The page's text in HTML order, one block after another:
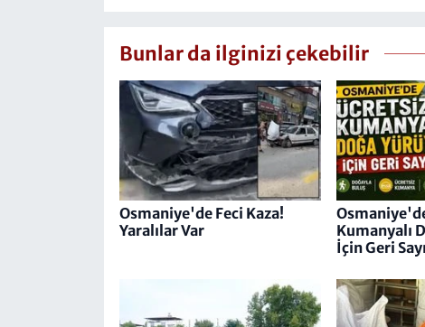
Bunlar da ilginizi çekebilir
Osmaniye'de Feci Kaza!
Yaralılar Var
Kumanyalı
İçin Geri